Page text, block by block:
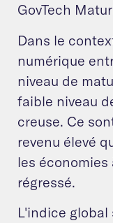
GovTech
Dans le
numérique
niveau de
faible niveau
creuse. Ce
revenu élevé
les
régressé.
L'indice global